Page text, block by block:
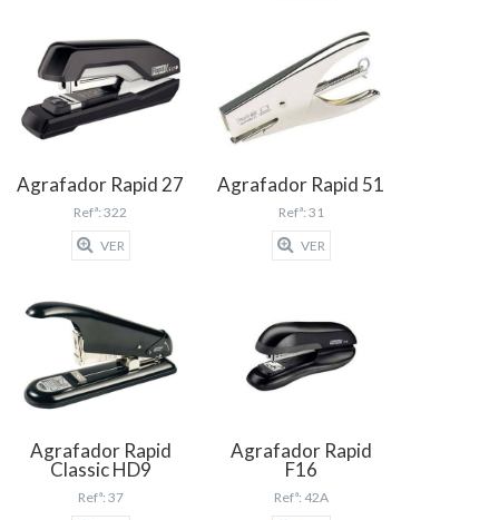
Agrafador Rapid 27
Refª: 322
VER
Agrafador Rapid 51
Refª: 31
VER
Agrafador Rapid
Classic HD9
Refª: 37
Agrafador Rapid
F16
Refª: 42A